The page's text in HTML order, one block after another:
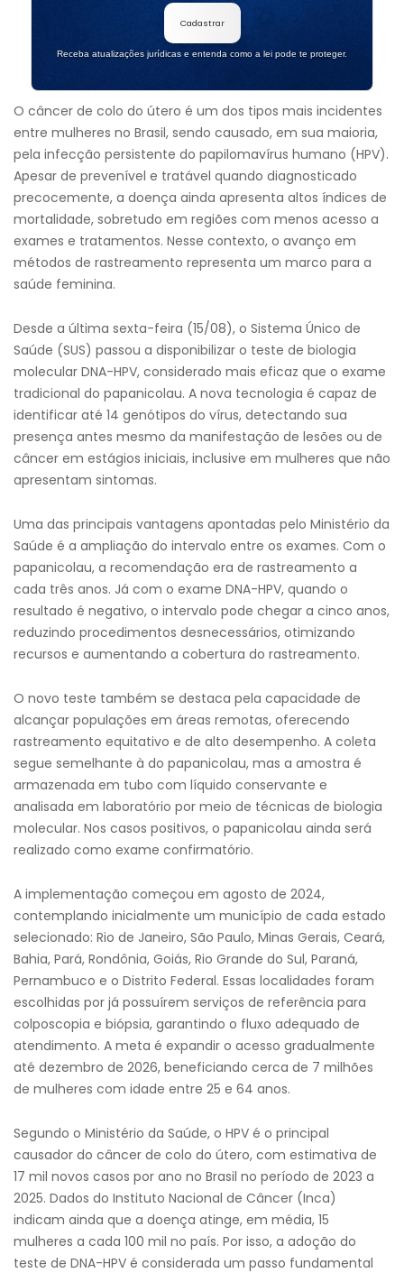
Cadastrar
Receba atualizações jurídicas e entenda como a lei pode te proteger.
O câncer de colo do útero é um dos tipos mais incidentes
entre mulheres no Brasil, sendo causado, em sua maioria,
pela infecção persistente do papilomavírus humano (HPV).
Apesar de prevenível e tratável quando diagnosticado
precocemente, a doença ainda apresenta altos índices de
mortalidade, sobretudo em regiões com menos acesso a
exames e tratamentos. Nesse contexto, o avanço em
métodos de rastreamento representa um marco para a
saúde feminina.
Desde a última sexta-feira (15/08), o Sistema Único de
Saúde (SUS) passou a disponibilizar o teste de biologia
molecular DNA-HPV, considerado mais eficaz que o exame
tradicional do papanicolau. A nova tecnologia é capaz de
identificar até 14 genótipos do vírus, detectando sua
presença antes mesmo da manifestação de lesões ou de
câncer em estágios iniciais, inclusive em mulheres que não
apresentam sintomas.
Uma das principais vantagens apontadas pelo Ministério da
Saúde é a ampliação do intervalo entre os exames. Com o
papanicolau, a recomendação era de rastreamento a
cada três anos. Já com o exame DNA-HPV, quando o
resultado é negativo, o intervalo pode chegar a cinco anos,
reduzindo procedimentos desnecessários, otimizando
recursos e aumentando a cobertura do rastreamento.
O novo teste também se destaca pela capacidade de
alcançar populações em áreas remotas, oferecendo
rastreamento equitativo e de alto desempenho. A coleta
segue semelhante à do papanicolau, mas a amostra é
armazenada em tubo com líquido conservante e
analisada em laboratório por meio de técnicas de biologia
molecular. Nos casos positivos, o papanicolau ainda será
realizado como exame confirmatório.
A implementação começou em agosto de 2024,
contemplando inicialmente um município de cada estado
selecionado: Rio de Janeiro, São Paulo, Minas Gerais, Ceará,
Bahia, Pará, Rondônia, Goiás, Rio Grande do Sul, Paraná,
Pernambuco e o Distrito Federal. Essas localidades foram
escolhidas por já possuírem serviços de referência para
colposcopia e biópsia, garantindo o fluxo adequado de
atendimento. A meta é expandir o acesso gradualmente
até dezembro de 2026, beneficiando cerca de 7 milhões
de mulheres com idade entre 25 e 64 anos.
Segundo o Ministério da Saúde, o HPV é o principal
causador do câncer de colo do útero, com estimativa de
17 mil novos casos por ano no Brasil no período de 2023 a
2025. Dados do Instituto Nacional de Câncer (Inca)
indicam ainda que a doença atinge, em média, 15
mulheres a cada 100 mil no país. Por isso, a adoção do
teste de DNA-HPV é considerada um passo fundamental